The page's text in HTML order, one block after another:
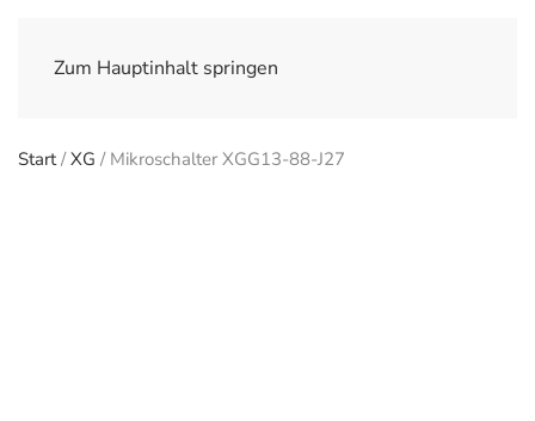
Zum Hauptinhalt springen
Start/XG / Mikroschalter XGG13-88-J27